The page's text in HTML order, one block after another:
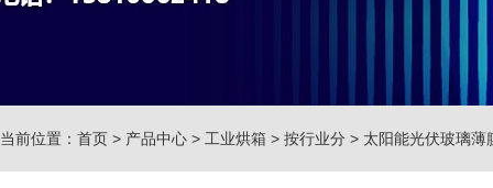
当前位置： 首页 > 产品中心 > 工业烘箱 > 按行业分 > 太阳能光伏玻璃薄